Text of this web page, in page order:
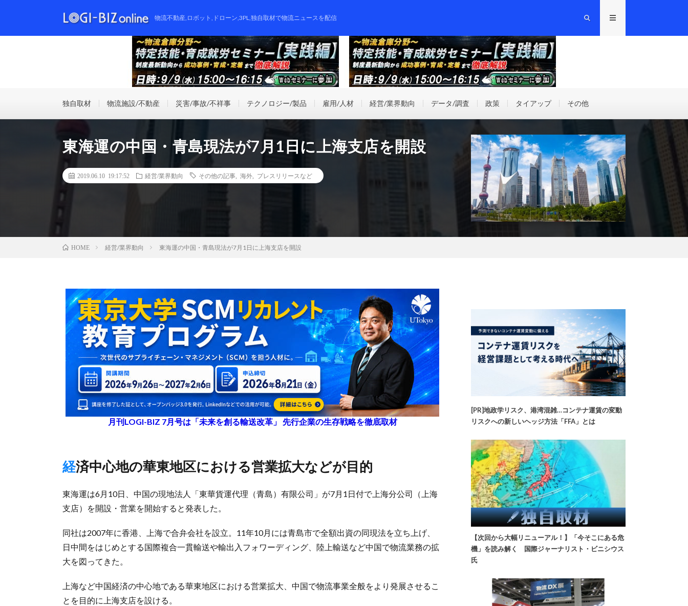
物流不動産,ロボット,ドローン,3PL,独自取材で物流ニュースを配信
独自取材 物流施設/不動産 災害/事故/不祥事 テクノロジー/製品 雇用/人材 経営/業界動向 データ/調査 政策 タイアップ その他
東海運の中国・青島現法が7月1日に上海支店を開設
2019.06.10 19:17:52 経営/業界動向 その他の記事 海外 プレスリリースなど
HOME 経営/業界動向 東海運の中国・青島現法が7月1日に上海支店を開設
月刊LOGI-BIZ 7月号は「未来を創る輸送改革」 先行企業の生存戦略を徹底取材
経済中心地の華東地区における営業拡大などが目的
東海運は6月10日、中国の現地法人「東華貨運代理（青島）有限公司」が7月1日付で上海分公司（上海
支店）を開設・営業を開始すると発表した。
同社は2007年に香港、上海で合弁会社を設立。11年10月には青島市で全額出資の同現法を立ち上げ、
日中間をはじめとする国際複合一貫輸送や輸出入フォワーディング、陸上輸送など中国で物流業務の拡
大を図ってきた。
上海など中国経済の中心地である華東地区における営業拡大、中国で物流事業全般をより発展させるこ
とを目的に上海支店を設ける。
[PR]地政学リスク、港湾混雑…コンテナ運賃の変動
リスクへの新しいヘッジ方法「FFA」とは
【次回から大幅リニューアル！】「今そこにある危
機」を読み解く 国際ジャーナリスト・ビニシウス
氏